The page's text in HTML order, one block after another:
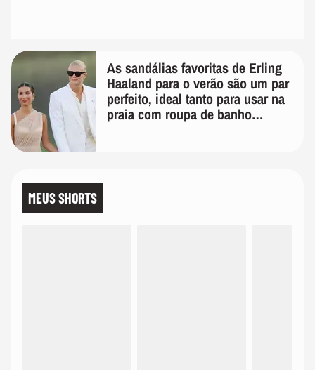
As sandálias favoritas de Erling
Haaland para o verão são um par
perfeito, ideal tanto para usar na
praia com roupa de banho
MEUS SHORTS